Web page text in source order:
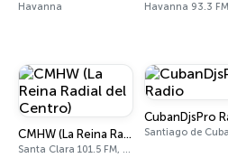
Havanna Havanna 93.3 FM
CMHW (La Reina Radial del Centro)
Santa Clara 101.5 FM, 840 AM
CubanDjsPro
Santiago de Cuba